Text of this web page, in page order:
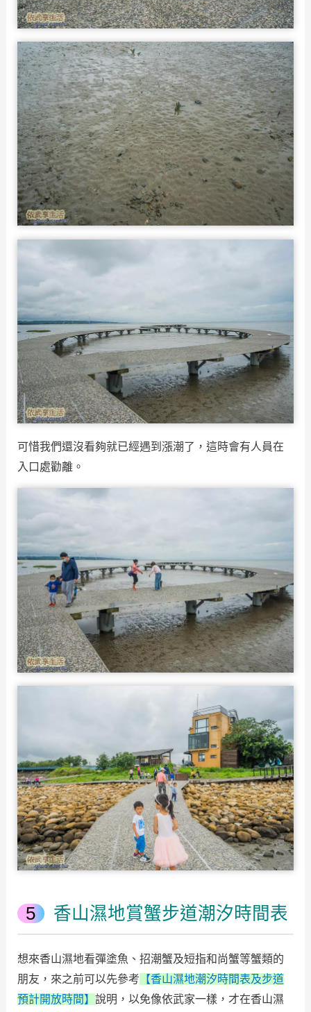
可惜我們還沒看夠就已經遇到漲潮了，這時會有人員在
入口處勸離。
香山濕地賞蟹步道潮汐時間表
想來香山濕地看彈塗魚、招潮蟹及短指和尚蟹等蟹類的
朋友，來之前可以先參考 【香山濕地潮汐時間表及步道
預計開放時間】 說明，以免像依武家一樣，才在香山濕